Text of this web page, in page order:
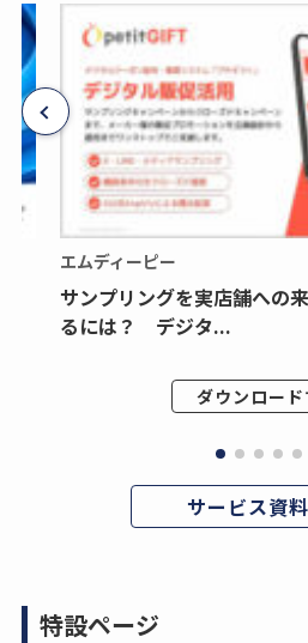
エムディーピー
サンプリングを実店舗への
るには？ デジタ...
ダウンロード
サービス資
特設ページ